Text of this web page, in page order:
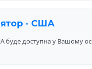
- США
буде доступна у Вашому